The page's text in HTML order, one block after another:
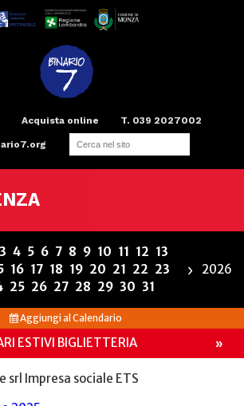
Acquista online T. 039 2027002
3 4 5 6 7 8 9 10 11 12 13
16 17 18 19 20 21 22 23
25 26 27 28 29 30 31
› 2026
Aggiungi al Calendario
ESTIVI BIGLIETTERIA »
srl Impresa sociale ETS